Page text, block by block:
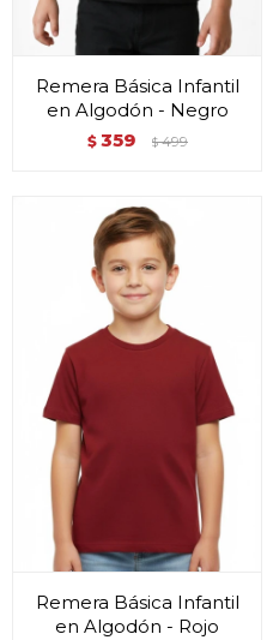
Remera Básica Infantil
en Algodón - Negro
$ 359 $ 499
Remera Básica Infantil
en Algodón - Rojo